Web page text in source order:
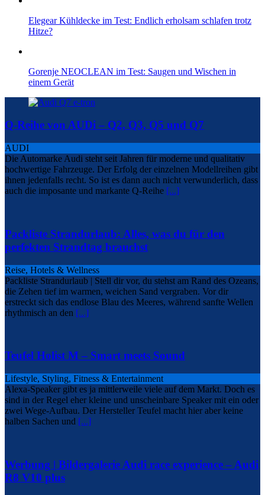
Elegear Kühldecke im Test: Endlich erholsam schlafen trotz
Hitze?
Gorenje NEOCLEAN im Test: Saugen und Wischen in
einem Gerät
Q-Reihe von AUDi – Q2, Q3, Q5 und Q7
AUDI
Die Automarke Audi steht seit Jahren für moderne und qualitativ
hochwertige Fahrzeuge. Der Erfolg der einzelnen Modellreihen gibt
ihnen jedenfalls recht. So ist es dann auch nicht verwunderlich, dass
auch die imposante und markante Q-Reihe [...]
Packliste Strandurlaub: Alles, was du für den
perfekten Strandtag brauchst
Reise, Hotels & Wellness
Packliste Strandurlaub | Stell dir vor, du stehst am Rand des Ozeans,
die Zehen tief im warmen, weichen Sand vergraben. Vor dir
erstreckt sich das endlose Blau des Meeres, während sanfte Wellen
rhythmisch an den [...]
Teufel Holist M – Smart meets Sound
Lifestyle, Styling, Fitness & Entertainment
Alexa-Speaker gibt es ja mittlerweile viele auf dem Markt. Doch es
sind in der Regel eher kleine und unscheinbare Speaker mit ein oder
zwei Wege-Aufbau. Der Hersteller Teufel macht hier aber keine
halben Sachen und [...]
Werbung | Bildergalerie Audi race experience – Audi
R8 V10 plus